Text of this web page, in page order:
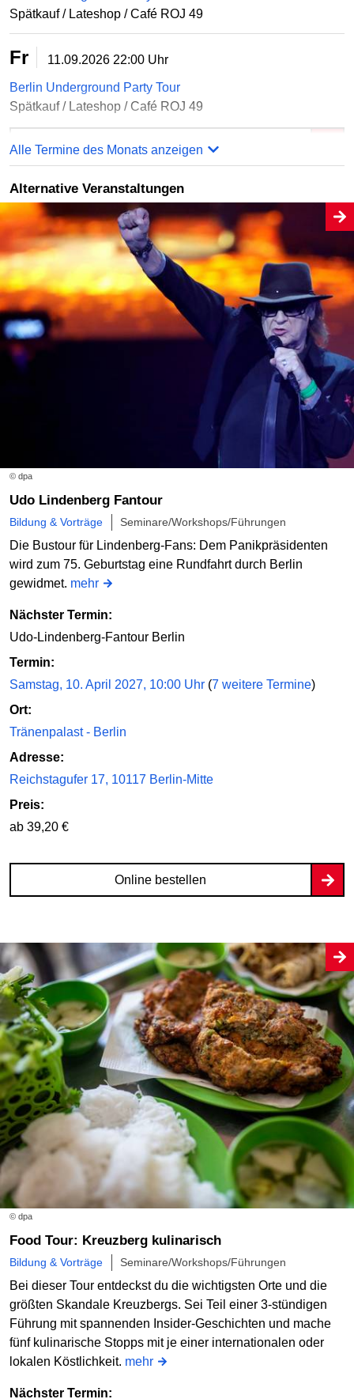
Spätkauf / Lateshop / Café ROJ 49
Fr 11.09.2026 22:00 Uhr
Berlin Underground Party Tour
Spätkauf / Lateshop / Café ROJ 49
Online bestellen
Sa 22:00 Uhr
Berlin Underground Party Tour
Spätkauf / Lateshop / Café ROJ 49
Online bestellen
Fr
Spätkauf / Lateshop / Café ROJ 49
Alle Termine des Monats anzeigen
Alternative Veranstaltungen
© dpa
Udo Lindenberg Fantour
Bildung & Vorträge Seminare/Workshops/Führungen
Die Bustour für Lindenberg-Fans: Dem Panikpräsidenten
wird zum 75. Geburtstag eine Rundfahrt durch Berlin
gewidmet. mehr
Nächster Termin:
Udo-Lindenberg-Fantour Berlin
Termin:
Samstag, 10. April 2027, 10:00 Uhr (7 weitere Termine)
Ort:
Tränenpalast - Berlin
Adresse:
Reichstagufer 17, 10117 Berlin-Mitte
Preis:
ab 39,20 €
Online bestellen
© dpa
Food Tour: Kreuzberg kulinarisch
Bildung & Vorträge Seminare/Workshops/Führungen
Bei dieser Tour entdeckst du die wichtigsten Orte und die
größten Skandale Kreuzbergs. Sei Teil einer 3-stündigen
Führung mit spannenden Insider-Geschichten und mache
fünf kulinarische Stopps mit je einer internationalen oder
lokalen Köstlichkeit. mehr
Nächster Termin: